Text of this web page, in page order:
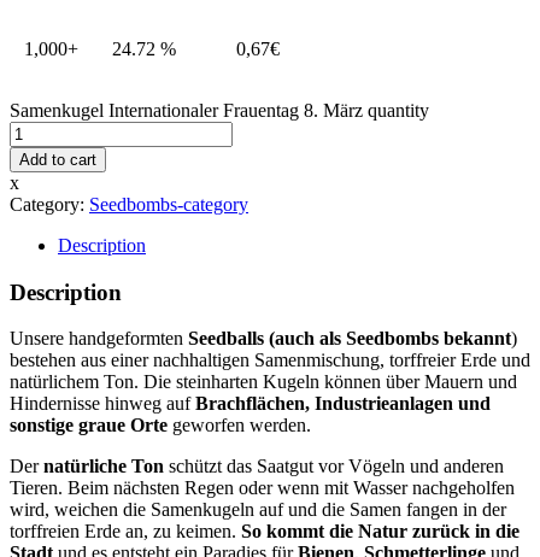
1,000+ 24.72 % 0,67€
Samenkugel Internationaler Frauentag 8. März quantity
Add to cart
x
Category: Seedbombs-category
Description
Description
Unsere handgeformten Seedballs (auch als Seedbombs bekannt)
bestehen aus einer nachhaltigen Samenmischung, torffreier Erde und
natürlichem Ton. Die steinharten Kugeln können über Mauern und
Hindernisse hinweg aufBrachflächen, Industrieanlagen und
sonstige graue Orte geworfen werden.
Dernatürliche Ton schützt das Saatgut vor Vögeln und anderen
Tieren. Beim nächsten Regen oder wenn mit Wasser nachgeholfen
wird, weichen die Samenkugeln auf und die Samen fangen in der
torffreien Erde an, zu keimen. So kommt die Natur zurück in die